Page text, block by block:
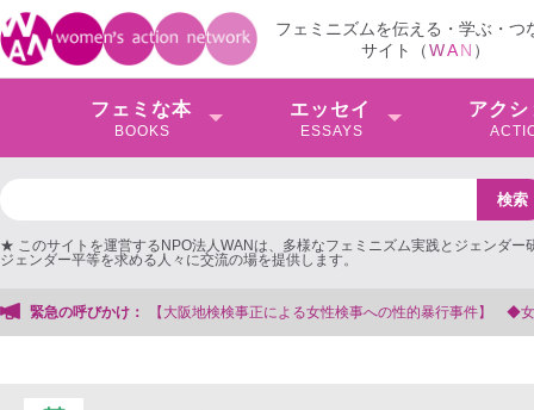
フェミニズムを伝える・学ぶ・つ
サイト（WAN ）
フェミな本
BOOKS
エッセイ
ESSAYS
アクシ
★ このサイトを運営するNPO法人WANは、多様なフェミニズム実践とジェンダー
ジェンダー平等を求める人々に交流の場を提供します。
緊急の呼びかけ：
大阪地検検事正による女性検事への性的暴行事件】 ◆女性検事を支援する会事